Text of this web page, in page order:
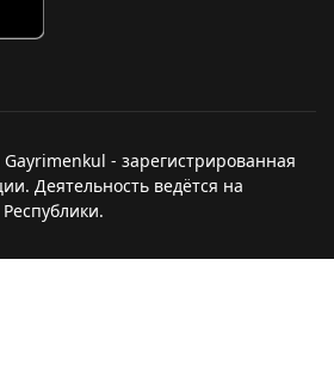
- зарегистрированная
Деятельность ведётся на